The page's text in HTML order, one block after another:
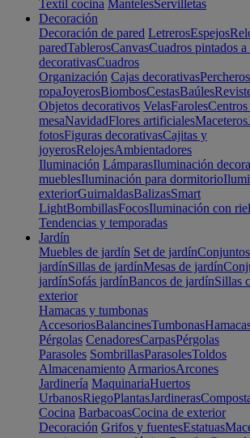
Textil cocina MantelesServilletas
Decoración
Decoración de pared LetrerosEspejos
paredTablerosCanvasCuadros pintados a
decorativasCuadros
Organización Cajas decorativasPercheros
ropaJoyerosBiombosCestasBaúles
Objetos decorativos VelasFarolesCentros
mesaNavidadFlores artificialesMaceteros
fotosFiguras decorativasCajitas y
joyerosRelojesAmbientadores
Iluminación LámparasIluminación
mueblesIluminación para dormitorio
exteriorGuirnaldasBalizasSmart
LightBombillasFocosIluminación con
Tendencias y temporadas
Jardín
Muebles de jardín Set de jardín
jardínSillas de jardínMesas de jardín
jardínSofás jardínBancos de jardínSillas
exterior
Hamacas y tumbonas
AccesoriosBalancinesTumbonas
Pérgolas CenadoresCarpasPérgolas
Parasoles SombrillasParasolesToldos
Almacenamiento ArmariosArcones
Jardinería MaquinariaHuertos
UrbanosRiegoPlantasJardineras
Cocina BarbacoasCocina de exterior
Decoración Grifos y fuentesEstatuas